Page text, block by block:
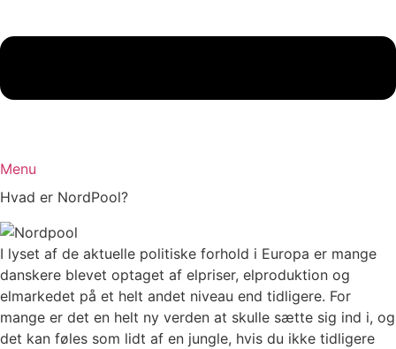
Menu
Hvad er NordPool?
I lyset af de aktuelle politiske forhold i Europa er mange
danskere blevet optaget af elpriser, elproduktion og
elmarkedet på et helt andet niveau end tidligere. For
mange er det en helt ny verden at skulle sætte sig ind i, og
det kan føles som lidt af en jungle, hvis du ikke tidligere